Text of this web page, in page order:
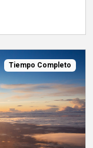
Tiempo Completo